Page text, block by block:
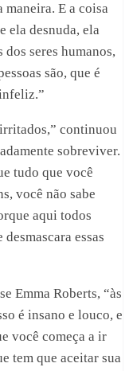
maneira. E a coisa
ela desnuda, ela
seres humanos,
são, que é
continuou
sobreviver.
tudo que você
você não sabe
aqui todos
essas
Emma Roberts, “às
é insano e louco, e
você começa a ir
tem que aceitar sua